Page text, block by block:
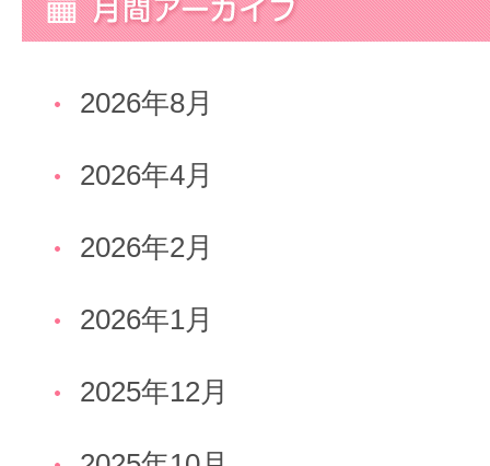
2026年8月
2026年4月
2026年2月
2026年1月
2025年12月